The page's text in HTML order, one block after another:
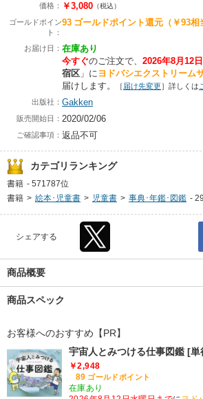
価格： ￥3,080 （税込）
ゴールドポイン
ト：
93 ゴールドポイント還元 （￥93相
お届け日： 在庫あり
今すぐのご注文で、 2026年8月12
宿区 」に ヨドバシエクストリーム
届けします。
［届け先変更］詳しくは
出版社： Gakken
販売開始日： 2020/02/06
ご確認事項： 返品不可
カテゴリランキング
書籍 - 571787位
書籍 > 絵本･児童書 > 児童書 > 事典･年鑑･図鑑 -
シェアする
商品概要
商品スペック
お客様へのおすすめ【PR】
宇宙人とみつける仕事図鑑 [単
￥2,948
89 ゴールドポイント
在庫あり